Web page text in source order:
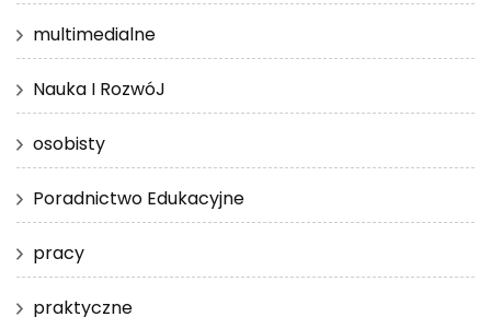
multimedialne
Nauka I RozwóJ
osobisty
Poradnictwo Edukacyjne
pracy
praktyczne